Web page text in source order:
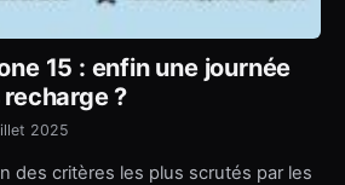
15 : enfin une journée
?
2025
des critères les plus scrutés par les